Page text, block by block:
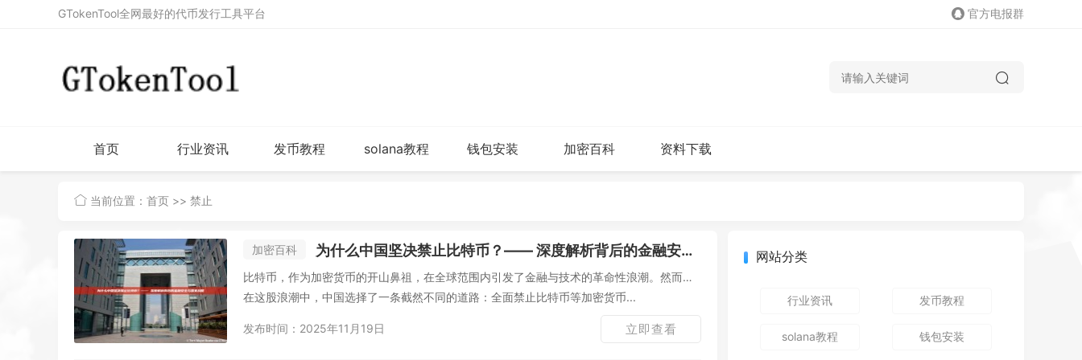
GTokenTool全网最好的代币发行工具平台 官方电报群
首页 行业资讯 发币教程 solana教程 钱包安装 加密百科 资料下载
当前位置： 首页 >> 禁止
加密百科 为什么中国坚决禁止比特币？—— 深度解析背后的金融安全与国家战略
比特币，作为加密货币的开山鼻祖，在全球范围内引发了金融与技术的革命性浪潮。然而，
在这股浪潮中，中国选择了一条截然不同的道路：全面禁止比特币等加密货币...
发布时间：2025年11月19日 立即查看
网站分类
行业资讯 发币教程
solana教程 钱包安装